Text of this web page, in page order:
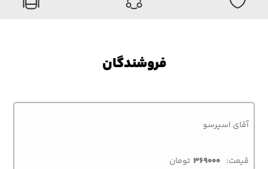
فروشندگان
آقای اسپرسو
قیمت: 369000 تومان